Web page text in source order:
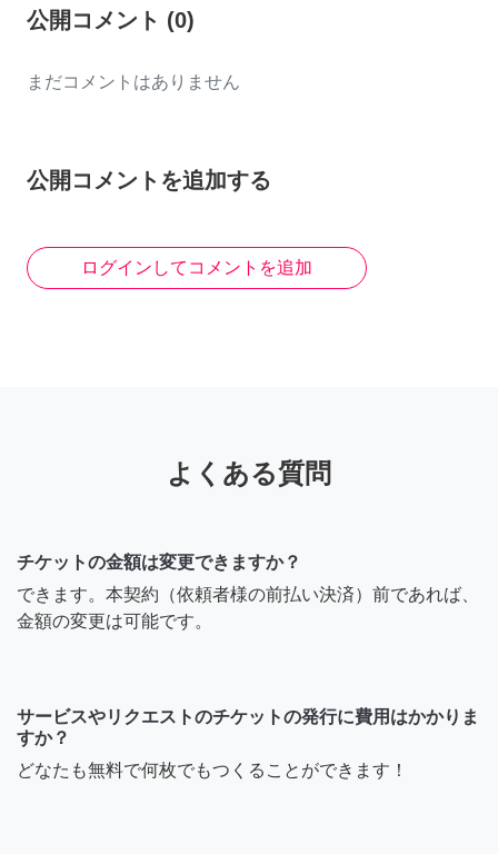
公開コメント (0)
まだコメントはありません
公開コメントを追加する
ログインしてコメントを追加
よくある質問
チケットの金額は変更できますか？
できます。本契約（依頼者様の前払い決済）前であれば、
金額の変更は可能です。
サービスやリクエストのチケットの発行に費用はかかりま
すか？
どなたも無料で何枚でもつくることができます！